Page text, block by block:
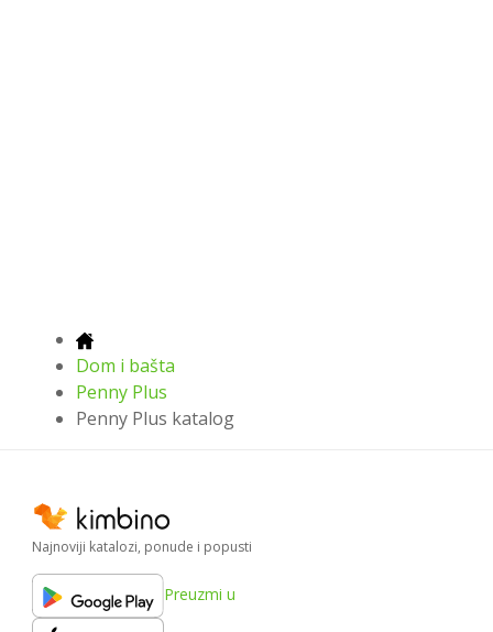
Dom i bašta
Penny Plus
Penny Plus katalog
Najnoviji katalozi, ponude i popusti
Preuzmi u